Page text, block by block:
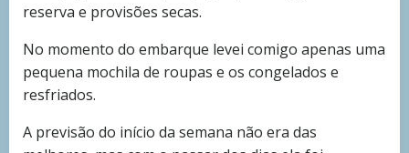
reserva e provisões secas.
No momento do embarque levei comigo apenas uma
pequena mochila de roupas e os congelados e
resfriados.
A previsão do início da semana não era das